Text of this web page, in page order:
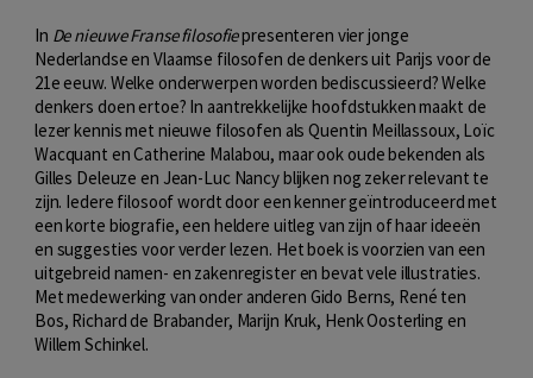
In De nieuwe Franse filosofiepresenteren vier jonge
Nederlandse en Vlaamse filosofen de denkers uit Parijs voor de
21e eeuw. Welke onderwerpen worden bediscussieerd? Welke
denkers doen ertoe? In aantrekkelijke hoofdstukken maakt de
lezer kennis met nieuwe filosofen als Quentin Meillassoux, Loïc
Wacquant en Catherine Malabou, maar ook oude bekenden als
Gilles Deleuze en Jean-Luc Nancy blijken nog zeker relevant te
zijn. Iedere filosoof wordt door een kenner geïntroduceerd met
een korte biografie, een heldere uitleg van zijn of haar ideeën
en suggesties voor verder lezen. Het boek is voorzien van een
uitgebreid namen- en zakenregister en bevat vele illustraties.
Met medewerking van onder anderen Gido Berns, René ten
Bos, Richard de Brabander, Marijn Kruk, Henk Oosterling en
Willem Schinkel.